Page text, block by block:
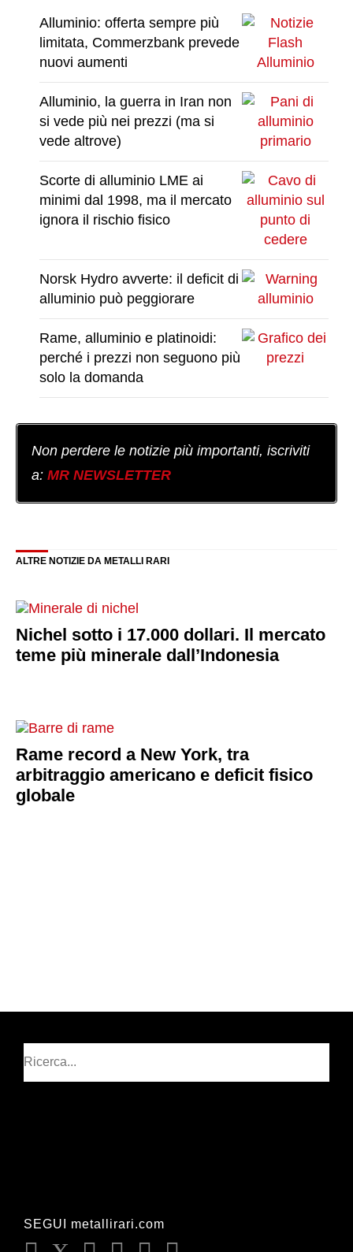
Alluminio: offerta sempre più
limitata, Commerzbank prevede
nuovi aumenti
Alluminio, la guerra in Iran non
si vede più nei prezzi (ma si
vede altrove)
Scorte di alluminio LME ai
minimi dal 1998, ma il mercato
ignora il rischio fisico
Norsk Hydro avverte: il deficit di
alluminio può peggiorare
Rame, alluminio e platinoidi:
perché i prezzi non seguono più
solo la domanda
Non perdere le notizie più importanti, iscriviti
a: MR NEWSLETTER
ALTRE NOTIZIE DA METALLI RARI
Nichel sotto i 17.000 dollari. Il mercato
teme più minerale dall’Indonesia
Rame record a New York, tra
arbitraggio americano e deficit fisico
globale
SEGUI metallirari.com